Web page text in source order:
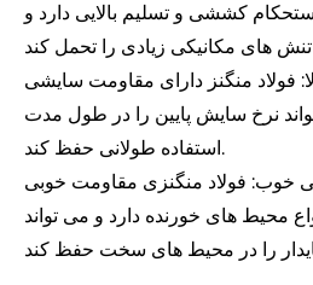
استحکام کششی و تسلیم بالایی دارد و
فولاد منگنز دارای مقاومت سایشی
نرخ سایش پایین را در طول مدت
استفاده طولانی حفظ کند.
خوب: فولاد منگنزی مقاومت خوبی
محیط های خورنده دارد و می تواند